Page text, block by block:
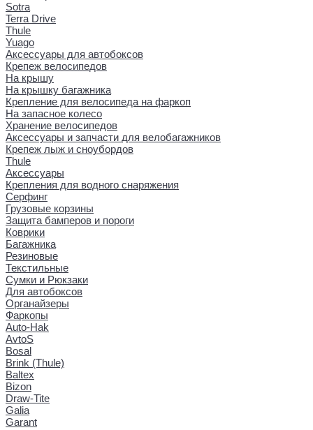
Sotra
Terra Drive
Thule
Yuago
Аксессуары для автобоксов
Крепеж велосипедов
На крышу
На крышку багажника
Крепление для велосипеда на фаркоп
На запасное колесо
Хранение велосипедов
Аксессуары и запчасти для велобагажников
Крепеж лыж и сноубордов
Thule
Аксессуары
Крепления для водного снаряжения
Серфинг
Грузовые корзины
Защита бамперов и пороги
Коврики
Багажника
Резиновые
Текстильные
Сумки и Рюкзаки
Для автобоксов
Органайзеры
Фаркопы
Auto-Hak
AvtoS
Bosal
Brink (Thule)
Baltex
Bizon
Draw-Tite
Galia
Garant